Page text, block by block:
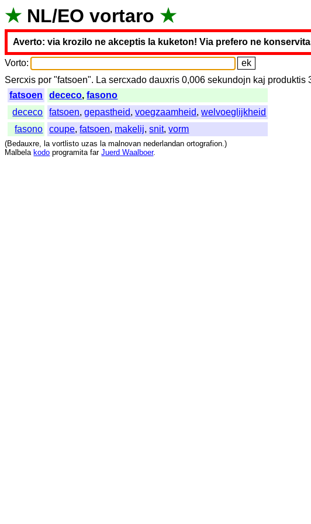
★ NL/EO vortaro ★
Averto: via krozilo ne akceptis la kuketon! Via prefero ne
Vorto:
Sercxis por "fatsoen". La sercxado dauxris 0,006sekundojn kaj produktis
fatsoen
dececo,fasono
dececo
fatsoen,gepastheid,voegzaamheid,welvoeglijkheid
fasono
coupe,fatsoen, makelij,snit,vorm
(Bedauxre ,la vortlisto uzas la malnovan nederlandan ortografion .)
Malbela kodo programita far Juerd Waalboer.